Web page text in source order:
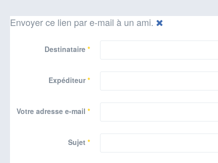
Envoyer ce lien par e-mail à un ami.
Destinataire *
Expéditeur *
Votre adresse e-mail *
Sujet *